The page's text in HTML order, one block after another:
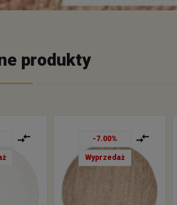
produkty
-7.00%
Wyprzedaż